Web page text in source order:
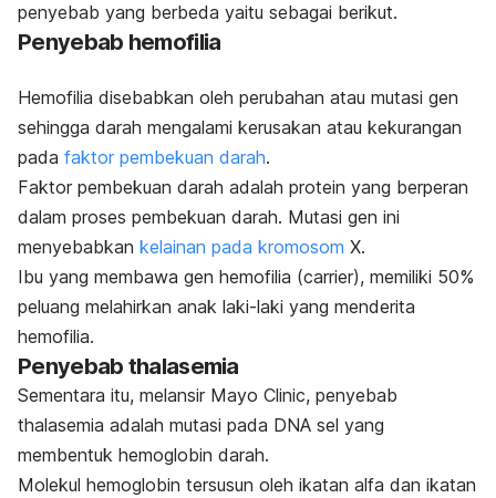
penyebab yang berbeda yaitu sebagai berikut.
Penyebab hemofilia
Hemofilia disebabkan oleh perubahan atau mutasi gen
sehingga darah mengalami kerusakan atau kekurangan
pada faktor pembekuan darah.
Faktor pembekuan darah adalah protein yang berperan
dalam proses pembekuan darah. Mutasi gen ini
menyebabkan kelainan pada kromosom X.
Ibu yang membawa gen hemofilia (carrier), memiliki 50%
peluang melahirkan anak laki-laki yang menderita
hemofilia.
Penyebab thalasemia
Sementara itu, melansir Mayo Clinic, penyebab
thalasemia adalah mutasi pada DNA sel yang
membentuk hemoglobin darah.
Molekul hemoglobin tersusun oleh ikatan alfa dan ikatan